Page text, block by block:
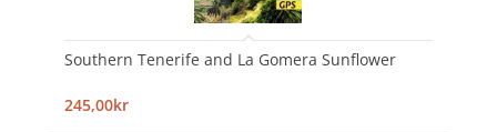
Southern Tenerife and La Gomera Sunflower
245,00kr